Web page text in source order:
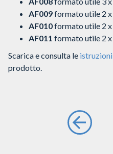
AF009formato utile 2
AF010formato utile 2
AF011 formato utile 2
Scarica e consulta le
prodotto.